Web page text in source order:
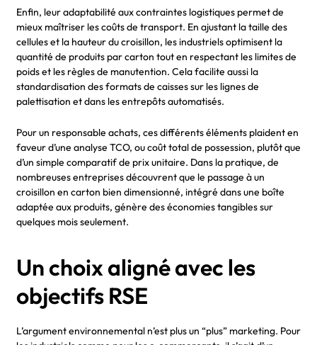
Enfin, leur adaptabilité aux contraintes logistiques permet de
mieux maîtriser les coûts de transport. En ajustant la taille des
cellules et la hauteur du croisillon, les industriels optimisent la
quantité de produits par carton tout en respectant les limites de
poids et les règles de manutention. Cela facilite aussi la
standardisation des formats de caisses sur les lignes de
palettisation et dans les entrepôts automatisés.
Pour un responsable achats, ces différents éléments plaident en
faveur d’une analyse TCO, ou coût total de possession, plutôt que
d’un simple comparatif de prix unitaire. Dans la pratique, de
nombreuses entreprises découvrent que le passage à un
croisillon en carton bien dimensionné, intégré dans une boîte
adaptée aux produits, génère des économies tangibles sur
quelques mois seulement.
Un choix aligné avec les
objectifs RSE
L’argument environnemental n’est plus un “plus” marketing. Pour